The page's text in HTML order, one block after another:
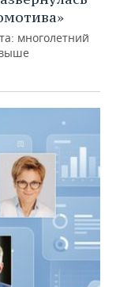
многолетний
выше